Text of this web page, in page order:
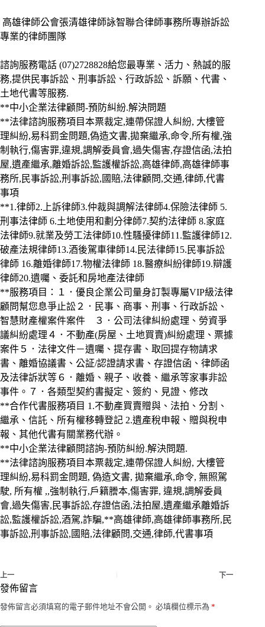
高雄律師公會張清雄律師詠智聯合律師事務所專辦訴訟
專業的律師團隊
諮詢服務電話 (07)2728828給您最專業、活力、熱誠的服
務,提供民事訴訟、刑事訴訟、行政訴訟、訴願、代書、
土地代書等服務.
**中小企業法律顧問-預防糾紛.解決問題
**法律諮詢服務項目本票裁定,連帶保證人糾紛, 大樓管
理糾紛,易科罰金問題,偽造文書,拋棄繼承,命令,所有權,強
制執行,傷害罪,違規,調解委員會,過失傷害,存證信函,法拍
屋,遺產繼承,離婚訴訟,監護權訴訟,高雄律師,高雄律師事
務所,民事訴訟,刑事訴訟,國賠,法律顧問,交通,律師,代書
事項
**1.律師2.上訴律師3.仲裁與調解法律師4.保險法律師 5.
刑事法律師 6.土地使用和劃分律師7.契約法律師 8.家庭
法律師9.就業及勞工法律師10.性騷擾律師11.監護律師12.
破產法規律師13.酒後駕車律師14.民法律師15.民事訴訟
律師 16.離婚律師17.物權法律師 18.醫療糾紛律師19.辯護
律師20.遺囑、委託和房地產法律師
**服務項目：１．優良企業公司量身訂製專屬VIP級法律
顧問幫您息爭止訟２．民事、商事、刑事、行政訴訟、
智慧財產權案件案件 ３．公司法律糾紛處理、勞資爭
議糾紛處理４．不動產(房屋、土地買賣)糾紛處理、票據
案件５．法律文件－遺囑、提存書、取回提存物請求
書、離婚協議書、公証/認證請求書、存證信函、律師函
及法律訴狀等６．離婚、親子、收養、繼承等家事非訟
事件。７．各類型契約書擬定、簽約、見證、修改
**合作代書服務項目 1.不動產買賣贈與、法拍、分割、
繼承、信託、所有權移轉登記 2.遺產稅申報、贈與稅申
報、其他代書有關業務代辦。
**中小企業法律顧問諮詢-預防糾紛.解決問題.
**法律諮詢服務項目本票裁定,連帶保證人糾紛, 大樓管
理糾紛,易科罰金問題, 偽造文書, 拋棄繼承,命令, 無照駕
駛, 所有權 ,,強制執行,戶籍謄本,傷害罪, 違規,調解委員
會,過失傷害,民事訴訟,存證信函,法拍屋,遺產繼承離婚訴
訟,監護權訴訟,酒駕,詐騙,**高雄律師,高雄律師事務所,民
事訴訟,刑事訴訟,國賠,法律顧問,交通,律師,代書事項
上一 下一
發佈留言
發佈留言必須填寫的電子郵件地址不會公開。 必填欄位標示為 *